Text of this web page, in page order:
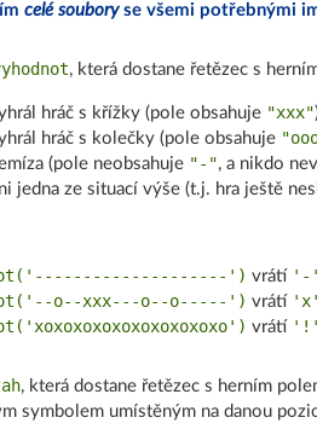
celé souboryse všemi potřebnými
, která dostane řetězec s
hráč s křížky (pole obsahuje "xxx"
hráč s kolečky (pole obsahuje
(pole neobsahuje "-", a nikdo
jedna ze situací výše (t.j. hra ještě
') vrátí '-'
o--xxx---o--o-----') vrátí 'x'
vrátí '!'
, která dostane řetězec s herním
symbolem umístěným na danou